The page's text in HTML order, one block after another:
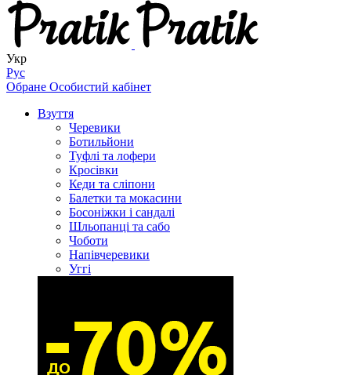
Укр
Рус
Обране Особистий кабінет
Взуття
Черевики
Ботильйони
Туфлі та лофери
Кросівки
Кеди та сліпони
Балетки та мокасини
Босоніжки і сандалі
Шльопанці та сабо
Чоботи
Напівчеревики
Уггі